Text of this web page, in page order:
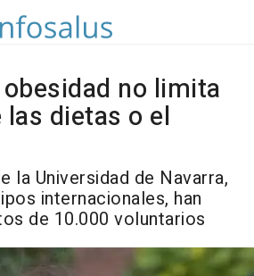
no limita
dietas o el
la Universidad de Navarra,
internacionales, han
de 10.000 voluntarios